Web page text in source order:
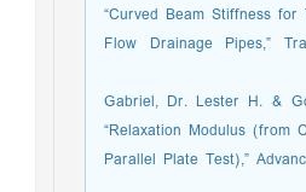
“Curved Beam Stiffness
Flow Drainage Pipes,”
14- Gabriel, Dr. Lester H. &
“Relaxation Modulus (from
Parallel Plate Test),”